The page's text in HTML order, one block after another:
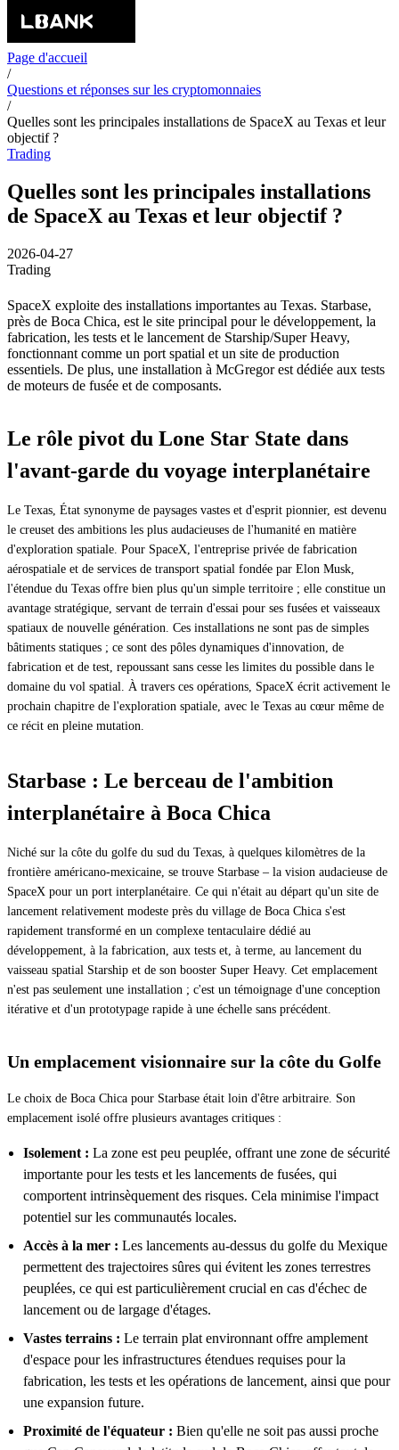
Page d'accueil
/
Questions et réponses sur les cryptomonnaies
/
Quelles sont les principales installations de SpaceX au Texas et leur
objectif ?
Trading
Quelles sont les principales installations
de SpaceX au Texas et leur objectif ?
2026-04-27
Trading
SpaceX exploite des installations importantes au Texas. Starbase,
près de Boca Chica, est le site principal pour le développement, la
fabrication, les tests et le lancement de Starship/Super Heavy,
fonctionnant comme un port spatial et un site de production
essentiels. De plus, une installation à McGregor est dédiée aux tests
de moteurs de fusée et de composants.
Le rôle pivot du Lone Star State dans
l'avant-garde du voyage interplanétaire
Le Texas, État synonyme de paysages vastes et d'esprit pionnier, est devenu
le creuset des ambitions les plus audacieuses de l'humanité en matière
d'exploration spatiale. Pour SpaceX, l'entreprise privée de fabrication
aérospatiale et de services de transport spatial fondée par Elon Musk,
l'étendue du Texas offre bien plus qu'un simple territoire ; elle constitue un
avantage stratégique, servant de terrain d'essai pour ses fusées et vaisseaux
spatiaux de nouvelle génération. Ces installations ne sont pas de simples
bâtiments statiques ; ce sont des pôles dynamiques d'innovation, de
fabrication et de test, repoussant sans cesse les limites du possible dans le
domaine du vol spatial. À travers ces opérations, SpaceX écrit activement le
prochain chapitre de l'exploration spatiale, avec le Texas au cœur même de
ce récit en pleine mutation.
Starbase : Le berceau de l'ambition
interplanétaire à Boca Chica
Niché sur la côte du golfe du sud du Texas, à quelques kilomètres de la
frontière américano-mexicaine, se trouve Starbase – la vision audacieuse de
SpaceX pour un port interplanétaire. Ce qui n'était au départ qu'un site de
lancement relativement modeste près du village de Boca Chica s'est
rapidement transformé en un complexe tentaculaire dédié au
développement, à la fabrication, aux tests et, à terme, au lancement du
vaisseau spatial Starship et de son booster Super Heavy. Cet emplacement
n'est pas seulement une installation ; c'est un témoignage d'une conception
itérative et d'un prototypage rapide à une échelle sans précédent.
Un emplacement visionnaire sur la côte du Golfe
Le choix de Boca Chica pour Starbase était loin d'être arbitraire. Son
emplacement isolé offre plusieurs avantages critiques :
Isolement : La zone est peu peuplée, offrant une zone de sécurité
importante pour les tests et les lancements de fusées, qui
comportent intrinsèquement des risques. Cela minimise l'impact
potentiel sur les communautés locales.
Accès à la mer : Les lancements au-dessus du golfe du Mexique
permettent des trajectoires sûres qui évitent les zones terrestres
peuplées, ce qui est particulièrement crucial en cas d'échec de
lancement ou de largage d'étages.
Vastes terrains : Le terrain plat environnant offre amplement
d'espace pour les infrastructures étendues requises pour la
fabrication, les tests et les opérations de lancement, ainsi que pour
une expansion future.
Proximité de l'équateur : Bien qu'elle ne soit pas aussi proche